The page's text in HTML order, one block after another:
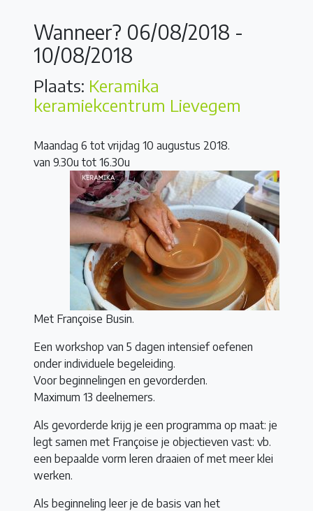
Wanneer? 06/08/2018 -
10/08/2018
Plaats: Keramika
keramiekcentrum Lievegem
Maandag 6 tot vrijdag 10 augustus 2018.
van 9.30u tot 16.30u
Met Françoise Busin.
Een workshop van 5 dagen intensief oefenen
onder individuele begeleiding.
Voor beginnelingen en gevorderden.
Maximum 13 deelnemers.
Als gevorderde krijg je een programma op maat: je
legt samen met Françoise je objectieven vast: vb.
een bepaalde vorm leren draaien of met meer klei
werken.
Als beginneling leer je de basis van het